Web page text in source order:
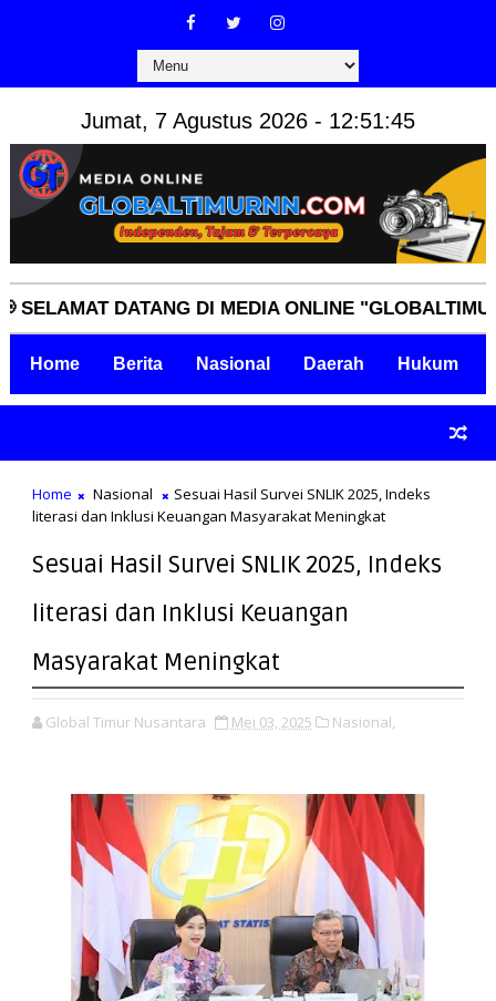
Jumat, 7 Agustus 2026 - 12:51:46
DATANG DI MEDIA ONLINE
Home Berita Nasional Daerah Hukum
Home Nasional
Sesuai Hasil Survei SNLIK 2025, Indeks
literasi dan Inklusi Keuangan Masyarakat Meningkat
Sesuai Hasil Survei SNLIK 2025, Indeks
literasi dan Inklusi Keuangan
Masyarakat Meningkat
Global Timur Nusantara Mei 03, 2025 Nasional,